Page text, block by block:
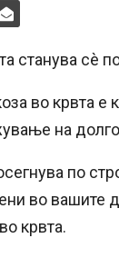
станува сè
во крвта е
на
по
во
крвта.